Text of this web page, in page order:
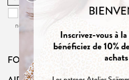
Vous pouvez vous désinscrire à tout
nos informations de contact dans la
FOLLOW US